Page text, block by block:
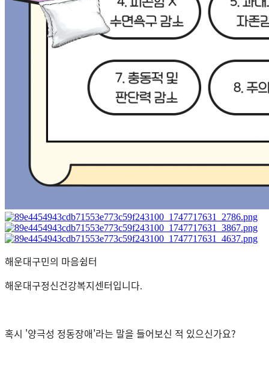
해운대구민의 마음쉼터
해운대구정신건강복지센터입니다.
혹시 '양극성 정동장애'라는 말을 들어보신 적 있으신가요?